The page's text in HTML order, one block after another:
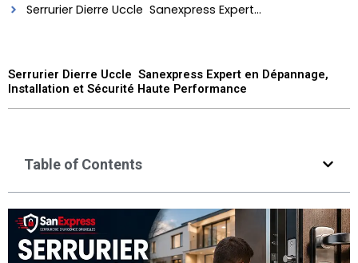
Serrurier Dierre Uccle Sanexpress Expert...
Serrurier Dierre Uccle Sanexpress Expert en Dépannage,
Installation et Sécurité Haute Performance
Table of Contents